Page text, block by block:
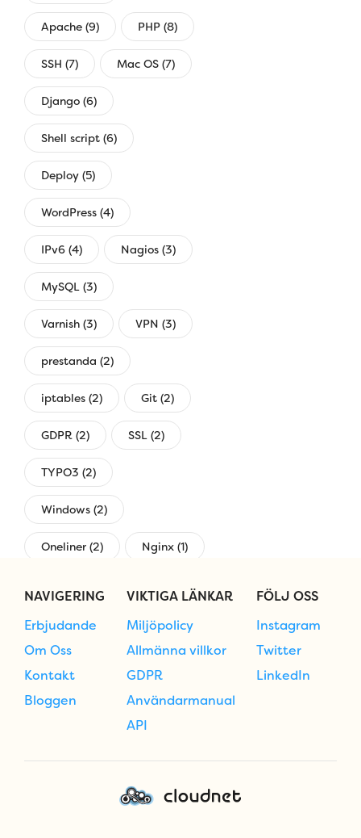
Apache (9) PHP (8)
SSH (7) Mac OS (7)
Django (6)
Shell script (6)
Deploy (5)
WordPress (4)
IPv6 (4) Nagios (3)
MySQL (3)
Varnish (3) VPN (3)
prestanda (2)
iptables (2) Git (2)
GDPR (2) SSL (2)
TYPO3 (2)
Windows (2)
Oneliner (2) Nginx (1)
NAVIGERING
Erbjudande
Om Oss
Kontakt
Bloggen
VIKTIGA LÄNKAR
Miljöpolicy
Allmänna villkor
GDPR
Användarmanual
API
FÖLJ OSS
Instagram
Twitter
LinkedIn